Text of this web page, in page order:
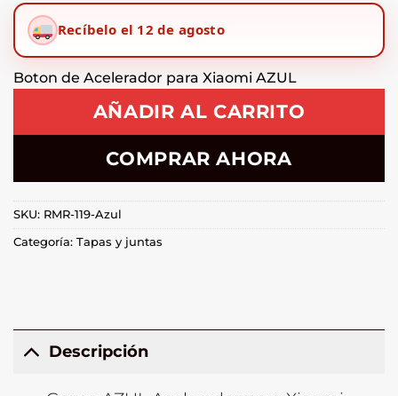
Recíbelo el 12 de agosto
Boton de Acelerador para Xiaomi AZUL
AÑADIR AL CARRITO
COMPRAR AHORA
SKU: RMR-119-Azul
Categoría: Tapas y juntas
Descripción